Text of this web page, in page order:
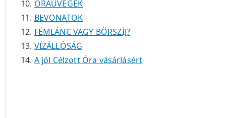
ÓRAÜVEGEK
BEVONATOK
FÉMLÁNC VAGY BŐRSZÍJ?
VÍZÁLLÓSÁG
A jól Célzott Óra vásárlásért